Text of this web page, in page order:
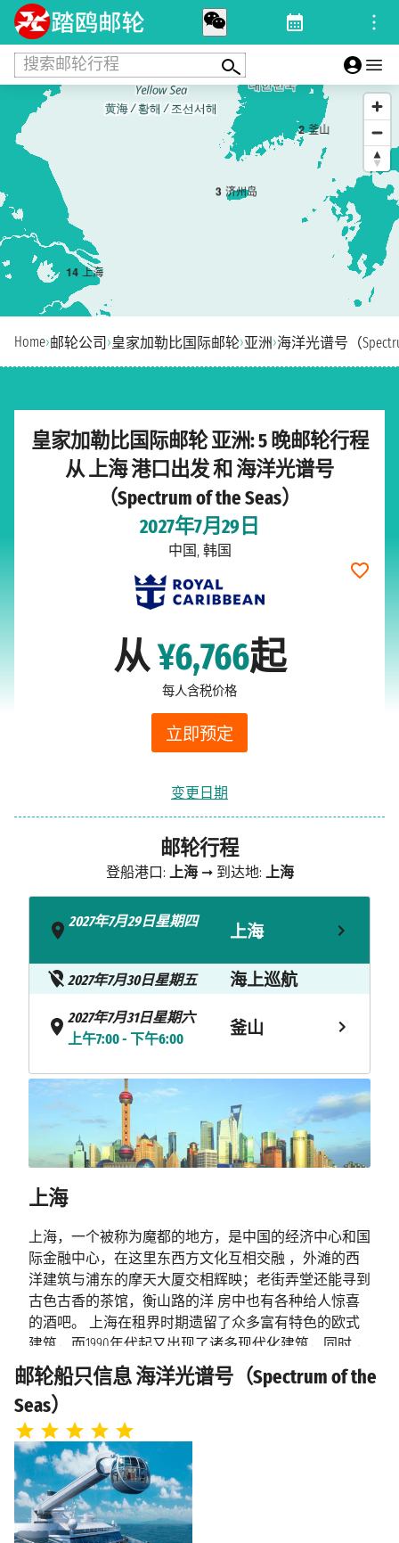
搜索邮轮行程
14 上海
2 釜山
3 济州岛
Home›邮轮公司 ›皇家加勒比国际邮轮›亚洲›海洋光谱号（
皇家加勒比国际邮轮 亚洲: 5 晚邮轮行程
从 上海 港口出发 和 海洋光谱号
（Spectrum of the Seas）
2027年7月29日
中国, 韩国
从¥6,766起
每人含税价格
立即预定
变更日期
邮轮行程
登船港口: 上海➞ 到达地: 上海
2027年7月29日星期四
上海
2027年7月30日星期五 海上巡航
2027年7月31日星期六
上午7:00 - 下午6:00
釜山
2027年8月1日星期日
上午7:00 - 下午6:00
2027年8月2日星期一 海上巡航
上午6:30
上海
上海，一个被称为魔都的地方，是中国的经济中心和国
际金融中心，在这里东西方文化互相交融 ，外滩的西
洋建筑与浦东的摩天大厦交相辉映；老街弄堂还能寻到
古色古香的茶馆，衡山路的洋 房中也有各种给人惊喜
的酒吧。 上海在租界时期遗留了众多富有特色的欧式
建筑，而1990年代起又出现了诸多现代化建筑，同时 ，
周边郊区分布着几处具有江南风格的水乡古镇，均成为
了旅游景观。上海的东方明珠广播电视 塔、上海野生
动物园、上海科技馆3处属中国5A级旅游景点，另有20
处4A级景区 在这里您永远不会觉得无事可做，你可以
到外滩尽情感受夜的风情，去徐汇区的天平路和湖南路
找最漂亮的老洋房，在老上海的里弄感受历史的沉淀，
或者索性也彻底小资一把，去田子坊、新 天地静坐冥
想，任时光流逝；衡山路酒吧街对饮狂欢；1933老厂房
这些艺术仓库看看中西混搭的 艺术魅力。最后千万别
邮轮船只信息 海洋光谱号（Spectrum of the
Seas）